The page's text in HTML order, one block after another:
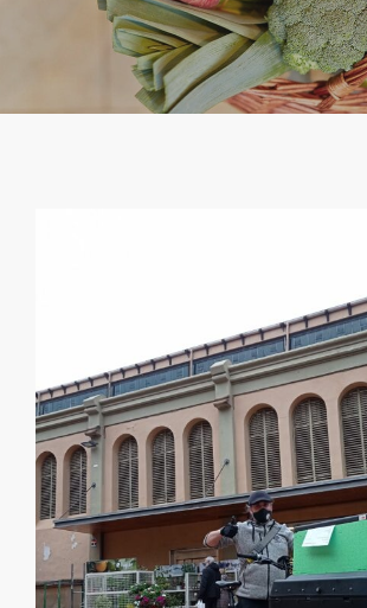
COMPRA ONLINE
CARRET DE LA COMPRA